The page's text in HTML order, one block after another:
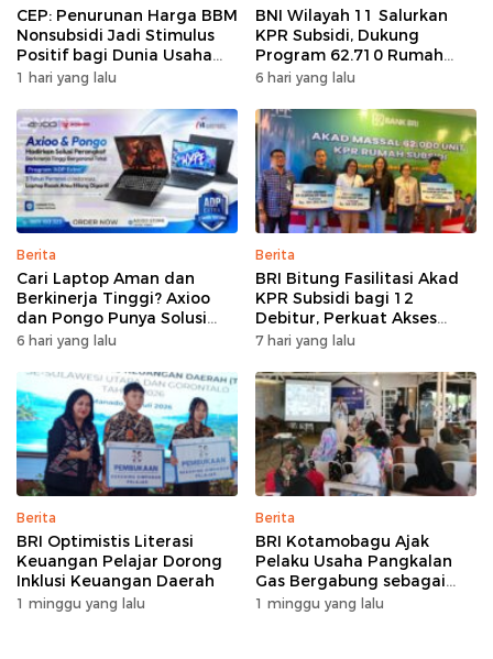
CEP: Penurunan Harga BBM
Nonsubsidi Jadi Stimulus
Positif bagi Dunia Usaha
dan Pertumbuhan Ekonomi
1 hari yang lalu
BNI Wilayah 11 Salurkan
KPR Subsidi, Dukung
Program 62.710 Rumah
Bersubsidi
6 hari yang lalu
Berita
Cari Laptop Aman dan
Berkinerja Tinggi? Axioo
dan Pongo Punya Solusi
dengan Garansi Ekstra
6 hari yang lalu
Berita
BRI Bitung Fasilitasi Akad
KPR Subsidi bagi 12
Debitur, Perkuat Akses
Hunian Masyarakat
7 hari yang lalu
Berita
BRI Optimistis Literasi
Keuangan Pelajar Dorong
Inklusi Keuangan Daerah
1 minggu yang lalu
Berita
BRI Kotamobagu Ajak
Pelaku Usaha Pangkalan
Gas Bergabung sebagai
Agen BRILink
1 minggu yang lalu